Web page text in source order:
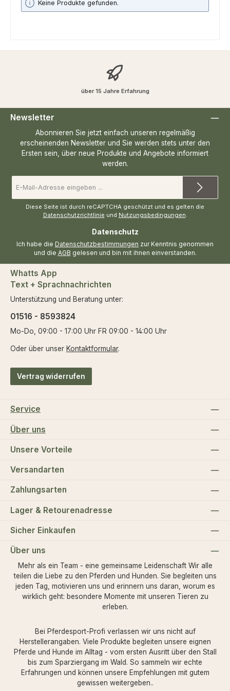
Keine Produkte gefunden.
über 15 Jahre Erfahrung
Newsletter
Abonnieren Sie jetzt einfach unseren regelmäßig
erscheinenden Newsletter und Sie werden stets unter den
Ersten sein, über neue Produkte und Angebote informiert
werden.
Mail-
Adresse
Diese Seite ist durch reCAPTCHA geschützt und es gelten die
Datenschutzrichtlinie und Nutzungsbedingungen
Datenschutz
Ich habe die Datenschutzbestimmungen zur Kenntnis genommen
und die AGB gelesen und bin mit ihnen einverstanden.
Whatts App
Text + Sprachnachrichten
Unterstützung und Beratung unter:
01516 - 8593824
Mo-Do, 09:00 - 17:00 Uhr FR 09:00 - 14:00 Uhr
Oder über unser Kontaktformular.
Vertrag widerrufen
Service
Über uns
Unsere Vorteile
Versandarten
Zahlungsarten
Lager & Retourenadresse
Sicher Einkaufen
Über uns
Mehr als ein Team - eine gemeinsame Leidenschaft Wir alle
teilen die Liebe zu den Pferden und Hunden. Sie begleiten uns
jeden Tag, motivieren uns und erinnern uns daran, worum es
wirklich geht: besondere Momente mit unseren Tieren zu
erleben.
Bei Pferdesport-Profi verlassen wir uns nicht auf
Herstellerangaben. Viele Produkte begleiten unsere eignen
Pferde und Hunde im Alltag - vom ersten Ausritt über den Stall
bis zum Sparziergang im Wald. So sammeln wir echte
Erfahrungen und können unsere Empfehlungen mit gutem
gewissen weitergeben..